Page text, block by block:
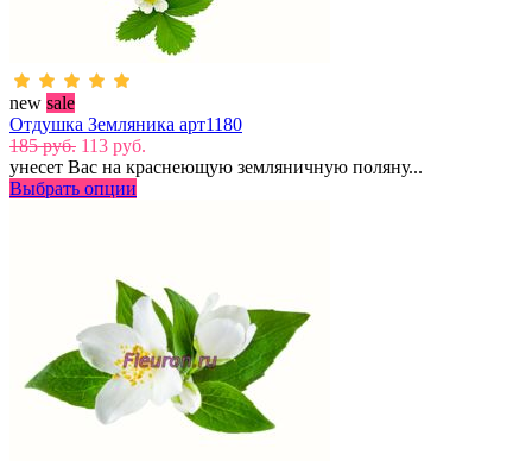
new sale
Отдушка Земляника арт1180
185 руб. 113 руб.
унесет Вас на краснеющую земляничную поляну...
Выбрать опции